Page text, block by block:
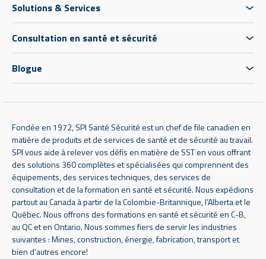
Solutions & Services
Consultation en santé et sécurité
Blogue
Fondée en 1972, SPI Santé Sécurité est un chef de file canadien en
matière de produits et de services de santé et de sécurité au travail.
SPI vous aide à relever vos défis en matière de SST en vous offrant
des solutions 360 complètes et spécialisées qui comprennent des
équipements, des services techniques, des services de
consultation et de la formation en santé et sécurité. Nous expédions
partout au Canada à partir de la Colombie-Britannique, l’Alberta et le
Québec. Nous offrons des formations en santé et sécurité en C-B,
au QC et en Ontario. Nous sommes fiers de servir les industries
suivantes : Mines, construction, énergie, fabrication, transport et
bien d'autres encore!